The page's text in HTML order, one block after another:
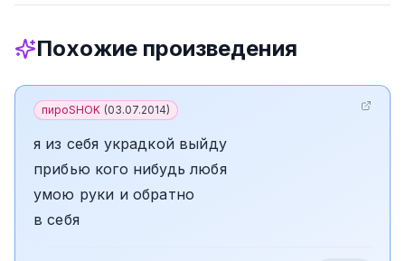
Похожие произведения
пироSHOK (03.07.2014)
я из себя украдкой выйду
прибью кого нибудь любя
умою руки и обратно
в себя